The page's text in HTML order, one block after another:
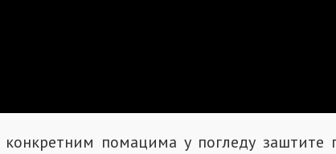
помацима у погледу заштите